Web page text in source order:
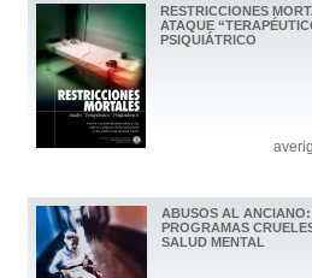
RESTRICCIONES
ATAQUE
PSIQUIÁTRICO
ABUSOS AL ANCIANO:
PROGRAMAS
SALUD MENTAL